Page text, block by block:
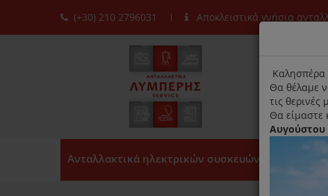
(+30) 210 2796031 Αποκλειστικά γνήσια
Ανταλλακτικά ηλεκτρικών συσκευών
title
Καλησπέρα
Θα θέλαμε
τις θερινές
Θα είμαστε
Αυγούστου